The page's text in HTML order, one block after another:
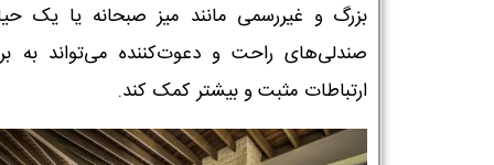
بزرگ و غیررسمی مانند میز صبحانه یا یک
صندلی‌های راحت و دعوت‌کننده می‌تواند به
ارتباطات مثبت و بیشتر کمک کند.